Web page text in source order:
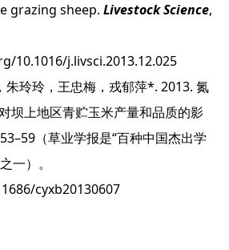
grazing sheep. Livestock Science,
10.1016/j.livsci.2013.12.025
朱玲玲，王忠梅，戎郁萍*. 2013. 氮
坝上地区青贮玉米产量和品质的影
53–59（草业学报是“百种中国杰出学
一）。
cyxb20130607